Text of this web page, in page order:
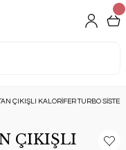
ÇIKIŞLI KALORİFER TURBO SİSTEM
ÇIKIŞLI